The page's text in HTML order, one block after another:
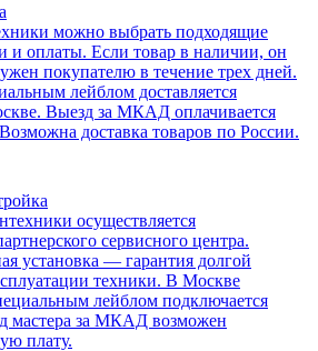
можно выбрать подходящие
и оплаты. Если товар в наличии, он
покупателю в течение трех дней.
лейблом доставляется
Выезд за МКАД оплачивается
доставка товаров по России.
осуществляется
сервисного центра.
установка — гарантия долгой
техники. В Москве
лейблом подключается
мастера за МКАД возможен
плату.